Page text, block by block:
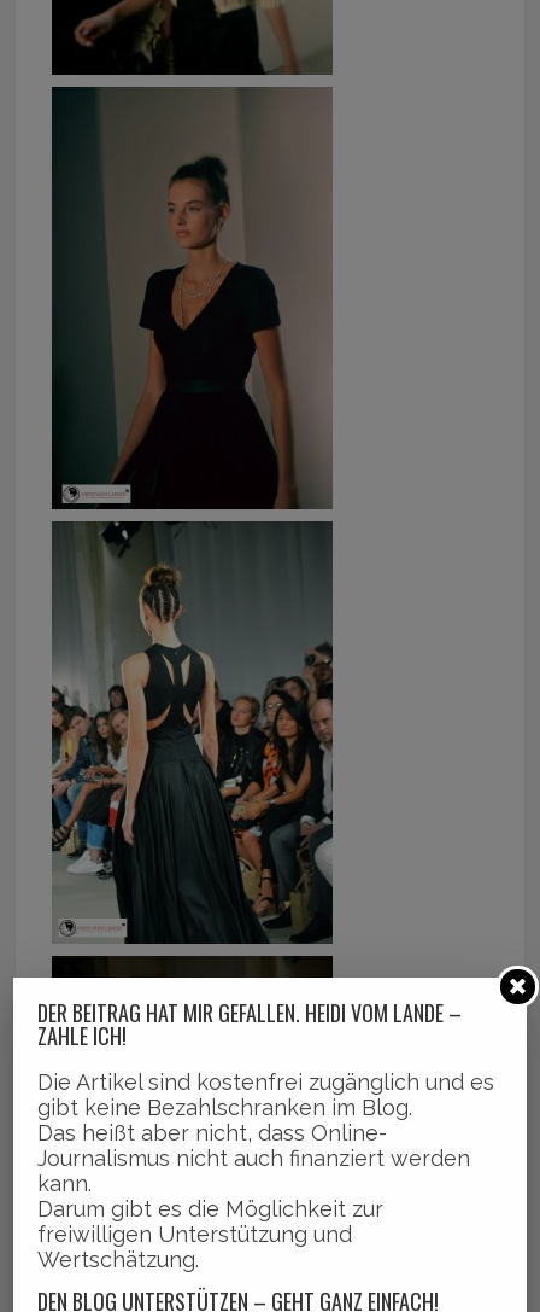
DER BEITRAG HAT MIR GEFALLEN. HEIDI VOM LANDE –
ZAHLE ICH!
Die Artikel sind kostenfrei zugänglich und es
gibt keine Bezahlschranken im Blog.
Das heißt aber nicht, dass Online-
Journalismus nicht auch finanziert werden
kann.
Darum gibt es die Möglichkeit zur
freiwilligen Unterstützung und
Wertschätzung.
DEN BLOG UNTERSTÜTZEN – GEHT GANZ EINFACH!